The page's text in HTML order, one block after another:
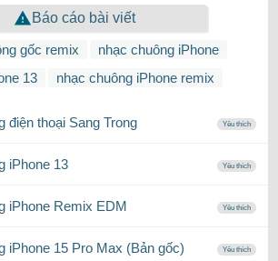
Báo cáo bài viết
gốc remix
nhạc chuông iPhone
13
nhạc chuông iPhone remix
điện thoại Sang Trong Yêu thích
iPhone 13 Yêu thích
iPhone Remix EDM Yêu thích
iPhone 15 Pro Max (Bản gốc) Yêu thích